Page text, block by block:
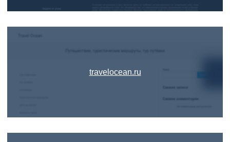
travelocean.ru